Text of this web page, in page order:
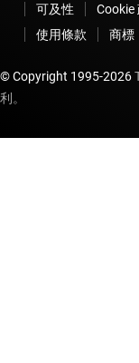
可及性 Cookie
使用條款
商標
© Copyright 1995-2026
利。